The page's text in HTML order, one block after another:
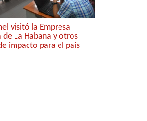
visitó la Empresa
de La Habana y otros
impacto para el país